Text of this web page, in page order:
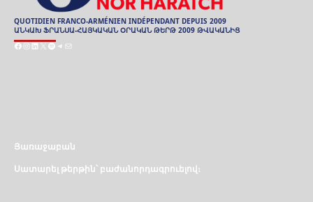
QUOTIDIEN FRANCO-ARMÉNIEN INDÉPENDANT DEPUIS 2009
ԱՆԿԱԽ ՖՐԱՆՍԱ-ՀԱՅԿԱԿԱՆ ՕՐԱԿԱՆ ԹԵՐԹ 2009 ԹՎԱԿԱՆԻՑ
Facebook
Instagram
LinkedIn
X SpotifyTelegram
Յառաջաբան
Սատարել թերթին՝ բաժանորդագրուելով։